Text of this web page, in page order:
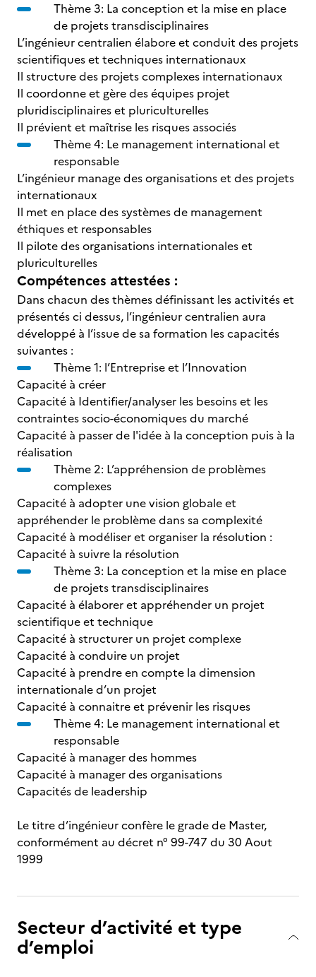
Thème 3: La conception et la mise en place
de projets transdisciplinaires
L’ingénieur centralien élabore et conduit des projets
scientifiques et techniques internationaux
Il structure des projets complexes internationaux
Il coordonne et gère des équipes projet
pluridisciplinaires et pluriculturelles
Il prévient et maîtrise les risques associés
Thème 4: Le management international et
responsable
L’ingénieur manage des organisations et des projets
internationaux
Il met en place des systèmes de management
éthiques et responsables
Il pilote des organisations internationales et
pluriculturelles
Compétences attestées :
Dans chacun des thèmes définissant les activités et
présentés ci dessus, l’ingénieur centralien aura
développé à l’issue de sa formation les capacités
suivantes :
Thème 1: l’Entreprise et l’Innovation
Capacité à créer
Capacité à Identifier/analyser les besoins et les
contraintes socio-économiques du marché
Capacité à passer de l'idée à la conception puis à la
réalisation
Thème 2: L’appréhension de problèmes
complexes
Capacité à adopter une vision globale et
appréhender le problème dans sa complexité
Capacité à modéliser et organiser la résolution :
Capacité à suivre la résolution
Thème 3: La conception et la mise en place
de projets transdisciplinaires
Capacité à élaborer et appréhender un projet
scientifique et technique
Capacité à structurer un projet complexe
Capacité à conduire un projet
Capacité à prendre en compte la dimension
internationale d’un projet
Capacité à connaitre et prévenir les risques
Thème 4: Le management international et
responsable
Capacité à manager des hommes
Capacité à manager des organisations
Capacités de leadership
Le titre d’ingénieur confère le grade de Master,
conformément au décret n° 99-747 du 30 Aout
1999
Secteur d’activité et type
d’emploi